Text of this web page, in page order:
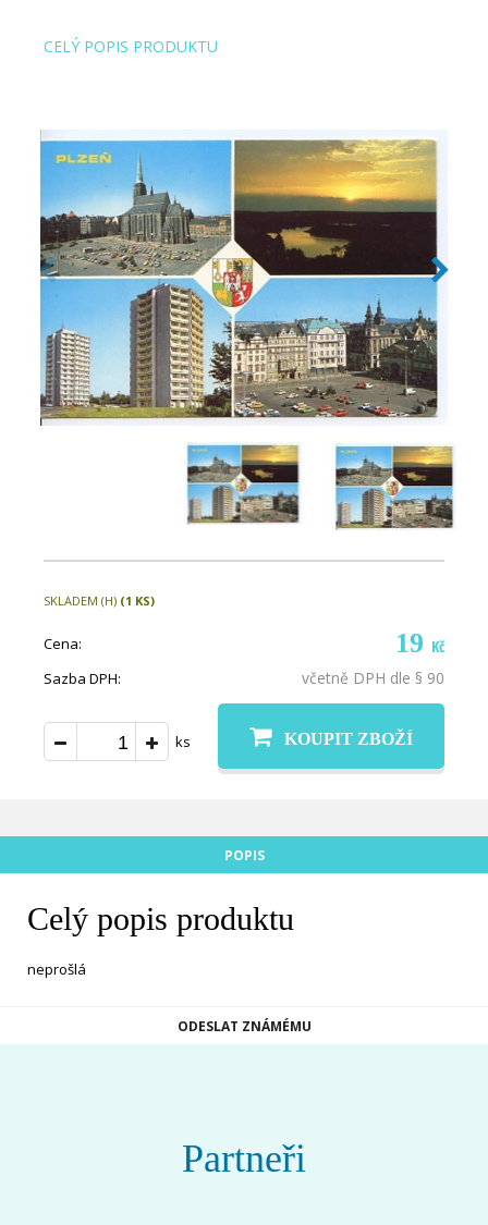
CELÝ POPIS PRODUKTU
SKLADEM (H) (1 KS)
Cena: 19 Kč
Sazba DPH: včetně DPH dle § 90
ks KOUPIT ZBOŽÍ
POPIS
Celý popis produktu
neprošlá
ODESLAT ZNÁMÉMU
Partneři